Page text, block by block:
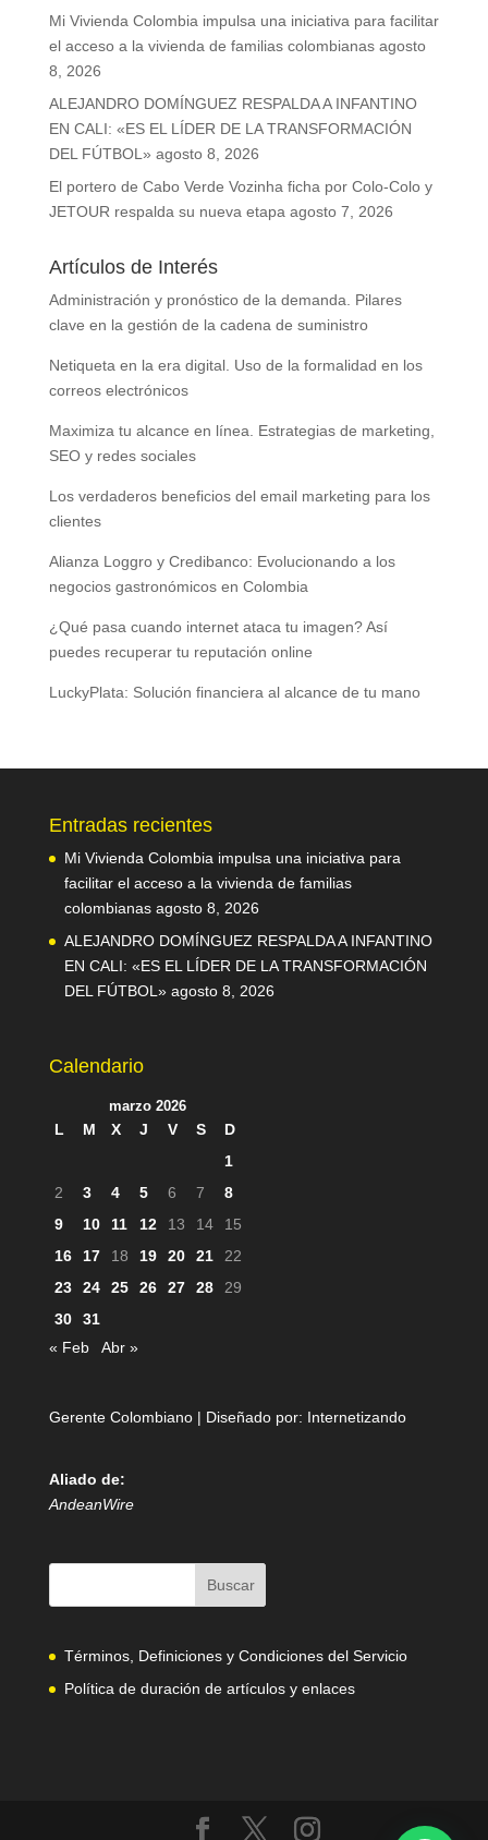
Mi Vivienda Colombia impulsa una iniciativa para facilitar
el acceso a la vivienda de familias colombianas agosto
8, 2026
ALEJANDRO DOMÍNGUEZ RESPALDA A INFANTINO
EN CALI: «ES EL LÍDER DE LA TRANSFORMACIÓN
DEL FÚTBOL» agosto 8, 2026
El portero de Cabo Verde Vozinha ficha por Colo-Colo y
JETOUR respalda su nueva etapa agosto 7, 2026
Artículos de Interés
Administración y pronóstico de la demanda. Pilares
clave en la gestión de la cadena de suministro
Netiqueta en la era digital. Uso de la formalidad en los
correos electrónicos
Maximiza tu alcance en línea. Estrategias de marketing,
SEO y redes sociales
Los verdaderos beneficios del email marketing para los
clientes
Alianza Loggro y Credibanco: Evolucionando a los
negocios gastronómicos en Colombia
¿Qué pasa cuando internet ataca tu imagen? Así
puedes recuperar tu reputación online
LuckyPlata: Solución financiera al alcance de tu mano
Entradas recientes
Mi Vivienda Colombia impulsa una iniciativa para
facilitar el acceso a la vivienda de familias
colombianas agosto 8, 2026
ALEJANDRO DOMÍNGUEZ RESPALDA A INFANTINO
EN CALI: «ES EL LÍDER DE LA TRANSFORMACIÓN
DEL FÚTBOL» agosto 8, 2026
Calendario
marzo 2026
L M X J V S
D
1
2
3 4 5 6 7
8
9
10 11 12 13 14
15
16
17 18 19 20 21
22
23
24 25 26 27 28
29
30
31
« Feb
Abr »
Gerente Colombiano | Diseñado por: Internetizando
Aliado de:
AndeanWire
Términos, Definiciones y Condiciones del Servicio
Política de duración de artículos y enlaces